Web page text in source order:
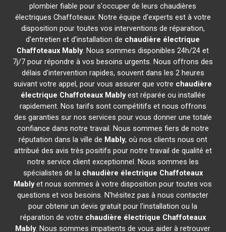
plombier fiable pour s'occuper de leurs chaudières
électriques Chaffoteaux. Notre équipe d'experts est à votre
disposition pour toutes vos interventions de réparation,
d'entretien et d'installation de chaudière électrique
Chaffoteaux Mably. Nous sommes disponibles 24h/24 et
7j/7 pour répondre à vos besoins urgents. Nous offrons des
délais d'intervention rapides, souvent dans les 2 heures
suivant votre appel, pour vous assurer que votre chaudière
électrique Chaffoteaux Mablyest réparée ou installée
rapidement. Nos tarifs sont compétitifs et nous offrons
des garanties sur nos services pour vous donner une totale
confiance dans notre travail. Nous sommes fiers de notre
réputation dans la ville de Mably, où nos clients nous ont
attribué des avis très positifs pour notre travail de qualité et
notre service client exceptionnel. Nous sommes les
spécialistes de la chaudière électrique Chaffoteaux
Mablyet nous sommes à votre disposition pour toutes vos
questions et vos besoins. N'hésitez pas à nous contacter
pour obtenir un devis gratuit pour l'installation ou la
réparation de votre chaudière électrique Chaffoteaux
Mably. Nous sommes impatients de vous aider à retrouver